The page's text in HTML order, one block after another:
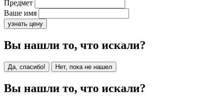
Предмет
Ваше имя
узнать цену
Вы нашли то, что искали?
Да, спасибо! Нет, пока не нашел
Вы нашли то, что искали?